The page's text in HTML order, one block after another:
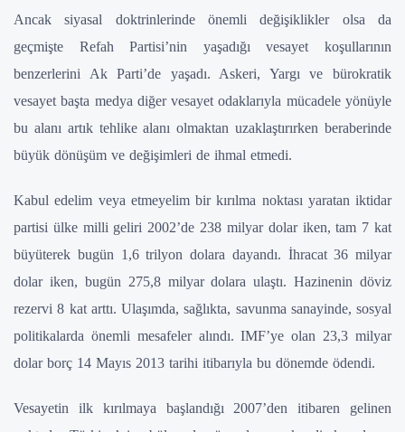
Ancak siyasal doktrinlerinde önemli değişiklikler olsa da
geçmişte Refah Partisi’nin yaşadığı vesayet koşullarının
benzerlerini Ak Parti’de yaşadı. Askeri, Yargı ve bürokratik
vesayet başta medya diğer vesayet odaklarıyla mücadele yönüyle
bu alanı artık tehlike alanı olmaktan uzaklaştırırken beraberinde
büyük dönüşüm ve değişimleri de ihmal etmedi.
Kabul edelim veya etmeyelim bir kırılma noktası yaratan iktidar
partisi ülke milli geliri 2002’de 238 milyar dolar iken, tam 7 kat
büyüterek bugün 1,6 trilyon dolara dayandı. İhracat 36 milyar
dolar iken, bugün 275,8 milyar dolara ulaştı. Hazinenin döviz
rezervi 8 kat arttı. Ulaşımda, sağlıkta, savunma sanayinde, sosyal
politikalarda önemli mesafeler alındı. IMF’ye olan 23,3 milyar
dolar borç 14 Mayıs 2013 tarihi itibarıyla bu dönemde ödendi.
Vesayetin ilk kırılmaya başlandığı 2007’den itibaren gelinen